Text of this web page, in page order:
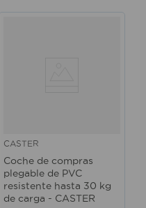
CASTER
Coche de compras
plegable de PVC
resistente hasta 30 kg
de carga - CASTER